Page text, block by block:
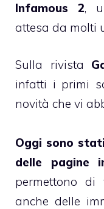
Infamous 2,
attesa da molti
Sulla rivista
infatti i primi
novità che vi
Oggi sono
delle pagine
permettono
anche delle